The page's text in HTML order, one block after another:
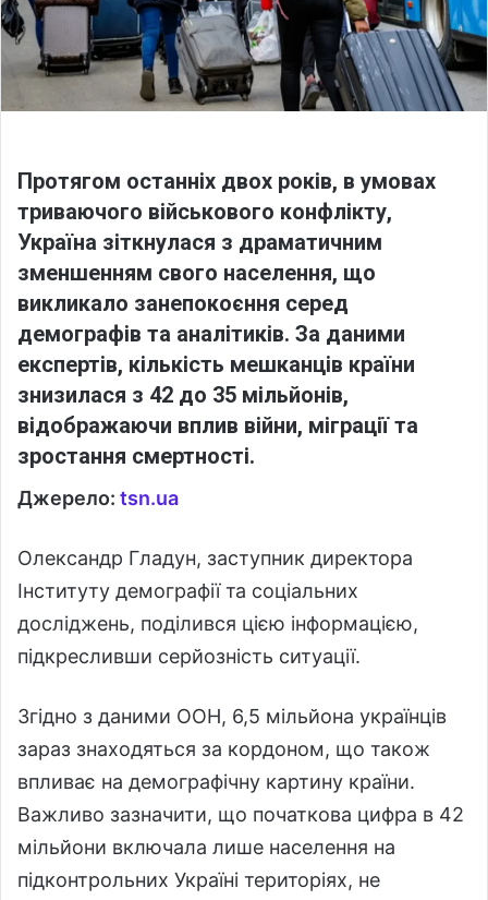
i
l
Протягом останніх двох років, в умовах
триваючого військового конфлікту,
Україна зіткнулася з драматичним
зменшенням свого населення, що
викликало занепокоєння серед
демографів та аналітиків. За даними
експертів, кількість мешканців країни
знизилася з 42 до 35 мільйонів,
відображаючи вплив війни, міграції та
зростання смертності.
Джерело: tsn.ua
Олександр Гладун, заступник директора
Інституту демографії та соціальних
досліджень, поділився цією інформацією,
підкресливши серйозність ситуації.
Згідно з даними ООН, 6,5 мільйона українців
зараз знаходяться за кордоном, що також
впливає на демографічну картину країни.
Важливо зазначити, що початкова цифра в 42
мільйони включала лише населення на
підконтрольних Україні територіях, не